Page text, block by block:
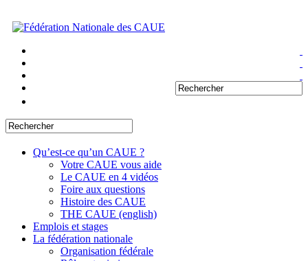
Qu’est-ce qu’un CAUE ?
Votre CAUE vous aide
Le CAUE en 4 vidéos
Foire aux questions
Histoire des CAUE
THE CAUE (english)
Emplois et stages
La fédération nationale
Organisation fédérale